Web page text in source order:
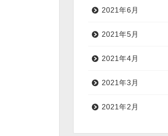
2021年6月
2021年5月
2021年4月
2021年3月
2021年2月